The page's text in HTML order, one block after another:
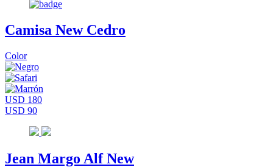
Camisa New Cedro
Color
USD 180
USD 90
Jean Margo Alf New